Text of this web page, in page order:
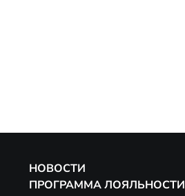
НОВОСТИ
ПРОГРАММА ЛОЯЛЬНОСТИ